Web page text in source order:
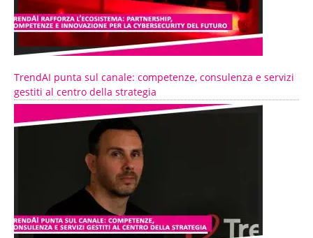
TrendAI punta sul canale: competenze, consulenza e servizi
gestiti al centro della strategia